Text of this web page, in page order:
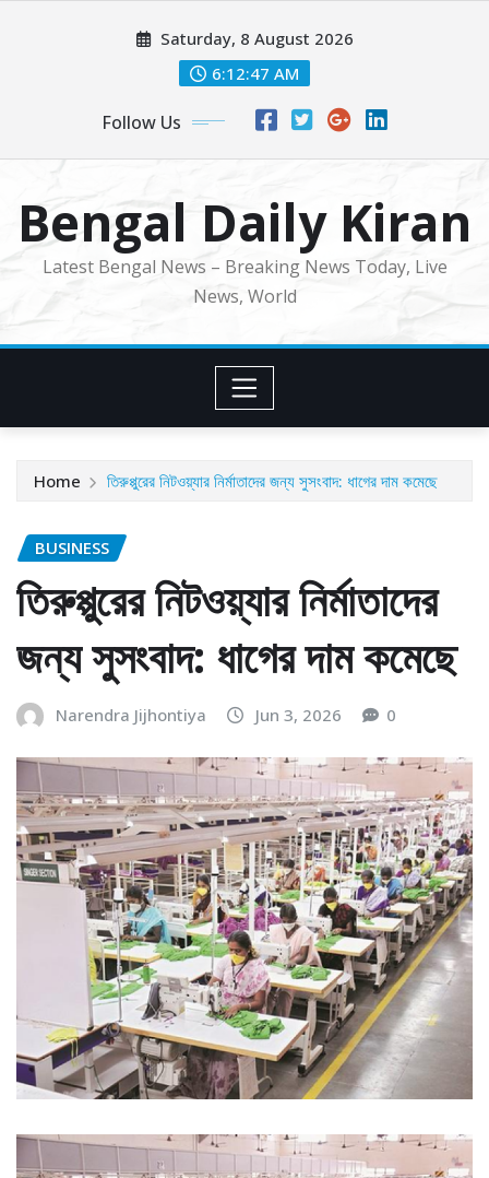
Saturday, 8 August 2026
6:12:49 AM
Follow Us
Bengal Daily Kiran
Latest Bengal News – Breaking News Today, Live
News, World
Home তিরুপ্পুরের নিটওয়্যার নির্মাতাদের জন্য সুসংবাদ: ধাগের দাম কমেছে
BUSINESS
তিরুপ্পুরের নিটওয়্যার নির্মাতাদের
জন্য সুসংবাদ: ধাগের দাম কমেছে
Narendra Jijhontiya Jun 3, 2026 0